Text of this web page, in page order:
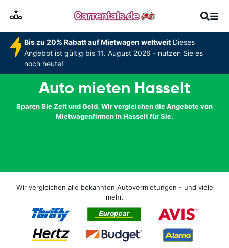
Bis zu 20% Rabatt auf Mietwagen weltweitDieses
Angebot ist gültig bis 11. August 2026 - nutzen Sie es
noch heute!
Auto mieten Hasselt
Sparen Sie Zeit und Geld. Wir vergleichen die Angebote von
Mietwagenfirmen in Hasselt für Sie.
Wir vergleichen alle bekannten Autovermietungen - und viele
mehr.